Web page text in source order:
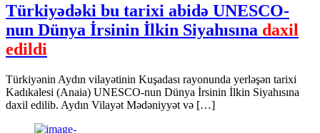
Türkiyədəki bu tarixi abidə UNESCO-
nun Dünya İrsinin İlkin Siyahısına daxil
edildi
Türkiyənin Aydın vilayətinin Kuşadası rayonunda yerləşən tarixi
Kadıkalesi (Anaia) UNESCO-nun Dünya İrsinin İlkin Siyahısına
daxil edilib. Aydın Vilayət Mədəniyyət və […]